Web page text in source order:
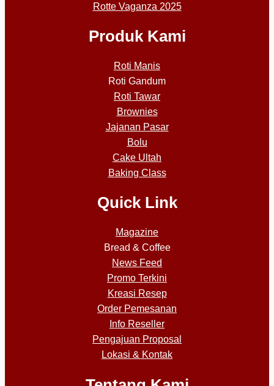
Rotte Vaganza 2025
Produk Kami
Roti Manis
Roti Gandum
Roti Tawar
Brownies
Jajanan Pasar
Bolu
Cake Ultah
Baking Class
Quick Link
Magazine
Bread & Coffee
News Feed
Promo Terkini
Kreasi Resep
Order Pemesanan
Info Reseller
Pengajuan Proposal
Lokasi & Kontak